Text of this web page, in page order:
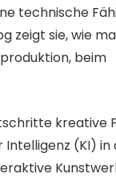
technische
zeigt sie, wie
beim
kreative
Intelligenz (KI) in